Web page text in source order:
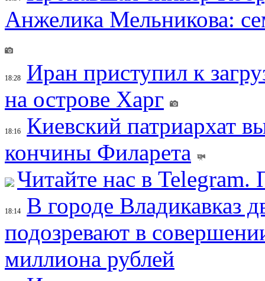
Анжелика Мельникова:
18:28
Иран приступил к
на острове Харг
18:16
Киевский патриархат
кончины Филарета
Читайте нас в
18:14
В городе Владикавказ
подозревают в
миллиона рублей